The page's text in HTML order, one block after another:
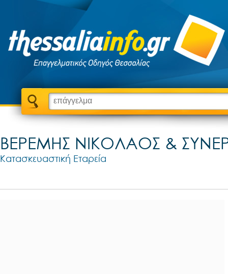
ΒΕΡΕΜΗΣ ΝΙΚΟΛΑΟΣ &
Κατασκευαστική Εταρεία